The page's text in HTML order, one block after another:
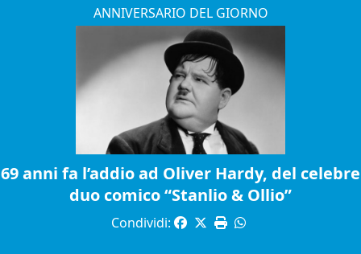
ANNIVERSARIO DEL GIORNO
69 anni fa l’addio ad Oliver Hardy, del celebre
duo comico “Stanlio & Ollio”
Condividi: